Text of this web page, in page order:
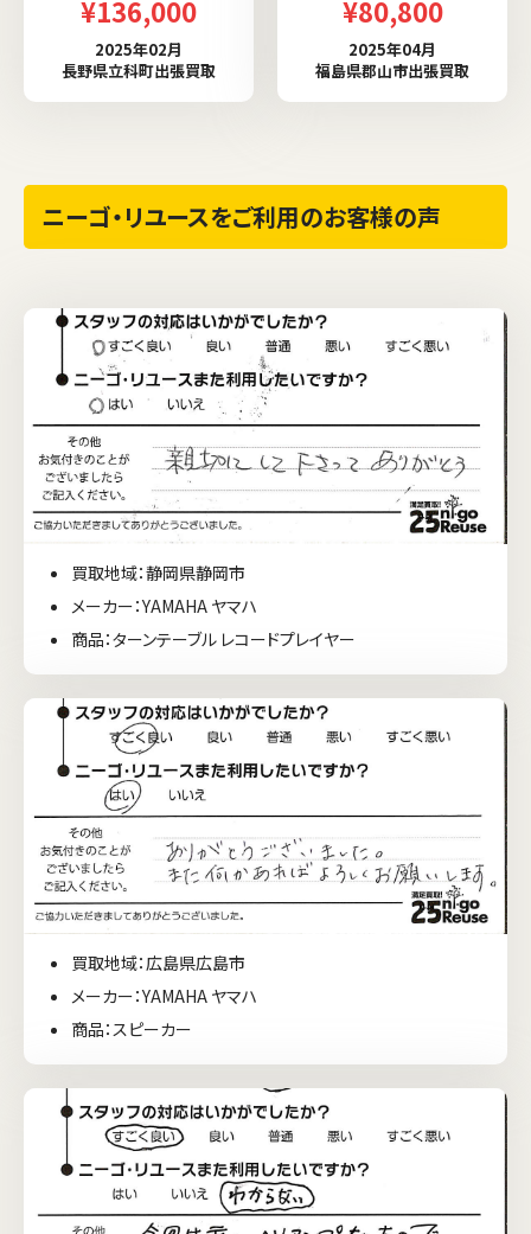
¥136,000
2025年02月
長野県立科町出張買取
¥80,800
2025年04月
福島県郡山市出張買取
ニーゴ・リユースをご利用のお客様の声
買取地域：静岡県静岡市
メーカー：YAMAHA ヤマハ
商品：ターンテーブル レコードプレイヤー
買取地域：広島県広島市
メーカー：YAMAHA ヤマハ
商品：スピーカー